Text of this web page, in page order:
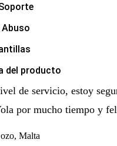
Abuso
del producto
de servicio, estoy
por mucho tiempo y
Malta